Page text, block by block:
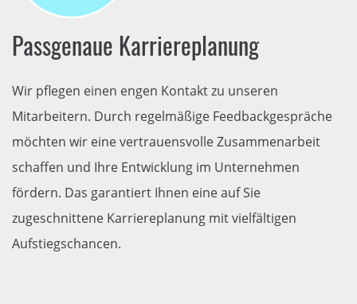
Passgenaue Karriereplanung
Wir pflegen einen engen Kontakt zu unseren
Mitarbeitern. Durch regelmäßige Feedbackgespräche
möchten wir eine vertrauensvolle Zusammenarbeit
schaffen und Ihre Entwicklung im Unternehmen
fördern. Das garantiert Ihnen eine auf Sie
zugeschnittene Karriereplanung mit vielfältigen
Aufstiegschancen.